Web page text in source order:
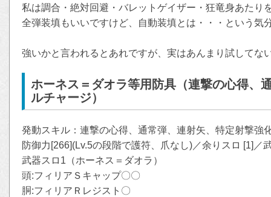
私は調合・絶対回避・バレットゲイザー・狂竜身あたり
全弾装填もいいですけど、自動装填とは・・・という気
強いかと言われるとあれですが、実はあんまり試してな
ホーネス＝ダオラ等用防具（連撃の心得、
ルチャージ）
発動スキル：連撃の心得、通常弾、連射矢、特定射撃強
防御力[266](Lv.5の段階で護符、爪なし)／余りスロ [1]／
武器スロ1（ホーネス＝ダオラ）
頭:フィリアＳキャップ〇〇
胴:フィリアＲレジスト〇